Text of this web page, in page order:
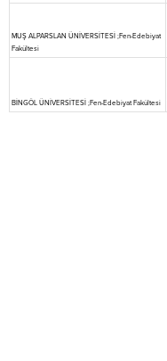
MUŞ ALPARSLAN ÜNİVERSİTESİ ;Fen-Edebiyat
Fakültesi
BİNGÖL ÜNİVERSİTESİ ;Fen-Edebiyat Fakültesi